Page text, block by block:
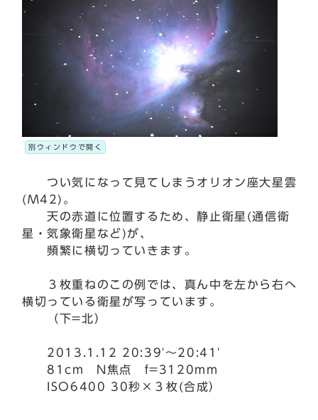
別ウィンドウで開く
つい気になって見てしまうオリオン座大星雲
(M42)。
天の赤道に位置するため、静止衛星(通信衛
星・気象衛星など)が、
頻繁に横切っていきます。
３枚重ねのこの例では、真ん中を左から右へ
横切っている衛星が写っています。
（下=北）
2013.1.12 20:39'～20:41'
81cm N焦点 f=3120mm
ISO6400 30秒×３枚(合成）